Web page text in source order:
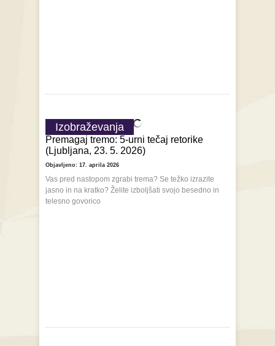
Izobraževanja
Premagaj tremo: 5-urni tečaj retorike
(Ljubljana, 23. 5. 2026)
Objavljeno: 17. aprila 2026
Vas pred nastopom zgrabi trema? Se težko izrazite
jasno in na kratko? Želite izboljšati svojo besedno in
telesno govorico